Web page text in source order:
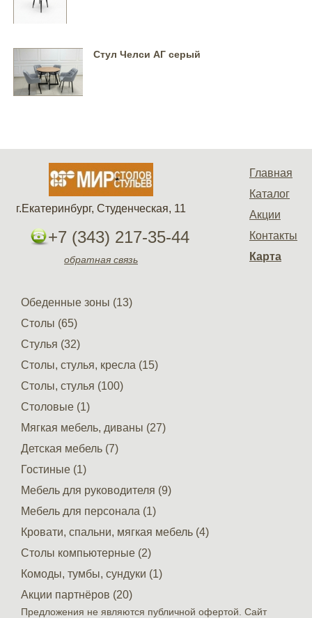
Стул Челси АГ серый
Главная
Каталог
Акции
Контакты
Карта
г.Екатеринбург, Студенческая, 11
+7 (343) 217-35-44
обратная связь
Обеденные зоны (13)
Столы (65)
Стулья (32)
Столы, стулья, кресла (15)
Столы, стулья (100)
Столовые (1)
Мягкая мебель, диваны (27)
Детская мебель (7)
Гостиные (1)
Мебель для руководителя (9)
Мебель для персонала (1)
Кровати, спальни, мягкая мебель (4)
Столы компьютерные (2)
Комоды, тумбы, сундуки (1)
Акции партнёров (20)
Предложения не являются публичной офертой. Сайт